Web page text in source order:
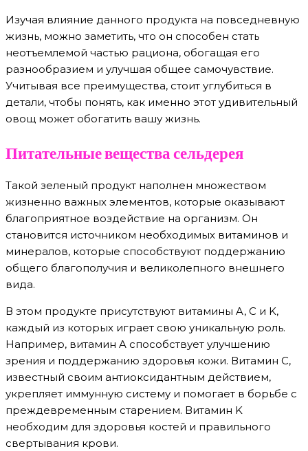
Изучая влияние данного продукта на повседневную
жизнь, можно заметить, что он способен стать
неотъемлемой частью рациона, обогащая его
разнообразием и улучшая общее самочувствие.
Учитывая все преимущества, стоит углубиться в
детали, чтобы понять, как именно этот удивительный
овощ может обогатить вашу жизнь.
Питательные вещества сельдерея
Такой зеленый продукт наполнен множеством
жизненно важных элементов, которые оказывают
благоприятное воздействие на организм. Он
становится источником необходимых витаминов и
минералов, которые способствуют поддержанию
общего благополучия и великолепного внешнего
вида.
В этом продукте присутствуют витамины A, C и K,
каждый из которых играет свою уникальную роль.
Например, витамин A способствует улучшению
зрения и поддержанию здоровья кожи. Витамин C,
известный своим антиоксидантным действием,
укрепляет иммунную систему и помогает в борьбе с
преждевременным старением. Витамин K
необходим для здоровья костей и правильного
свертывания крови.